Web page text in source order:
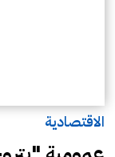
الاقتصادية